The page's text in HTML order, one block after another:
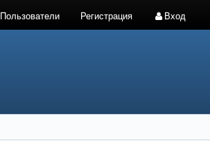
Пользователи Регистрация Вход